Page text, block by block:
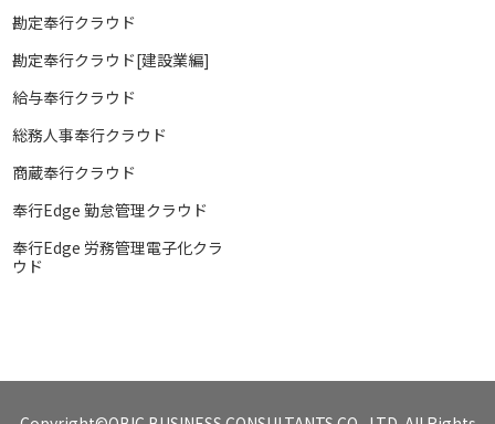
勘定奉行クラウド
勘定奉行クラウド[建設業編]
給与奉行クラウド
総務人事奉行クラウド
商蔵奉行クラウド
奉行Edge 勤怠管理クラウド
奉行Edge 労務管理電子化クラ
ウド